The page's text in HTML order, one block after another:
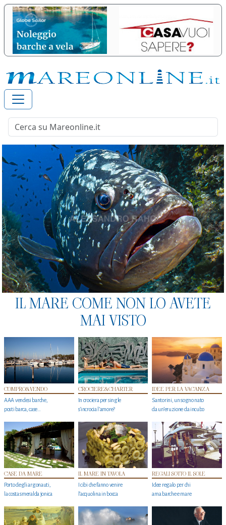
IL MARE COME NON LO AVETE
MAI VISTO
COMPRO&VENDO
AAA vendesi barche,
posti barca, case…
CROCIERE&CHARTER
In crociera per single
s'incrocia l’amore?
IDEE PER LA VACANZA
Santorini, un sogno nato
da un’eruzione da incubo
CASE DA MARE
Porto degli argonauti,
la costa smeralda jonica
IL MARE IN TAVOLA
I cibi che fanno venire
l’acquolina in bocca
REGALI SOTTO IL SOLE
Idee regalo per chi
ama barche e mare